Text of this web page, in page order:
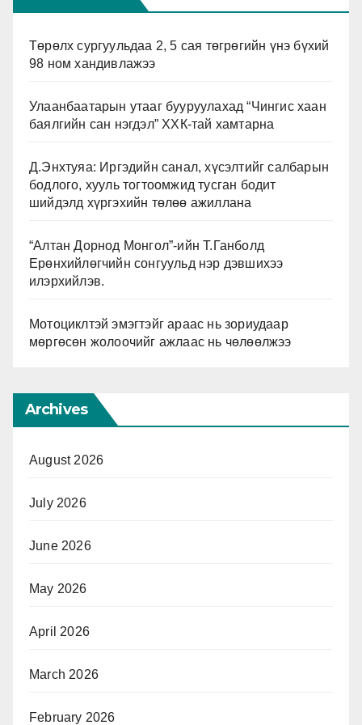
Төрөлх сургуульдаа 2, 5 сая төгрөгийн үнэ бүхий
98 ном хандивлажээ
Улаанбаатарын утааг бууруулахад “Чингис хаан
баялгийн сан нэгдэл” ХХК-тай хамтарна
Д.Энхтуяа: Иргэдийн санал, хүсэлтийг салбарын
бодлого, хууль тогтоомжид тусган бодит
шийдэлд хүргэхийн төлөө ажиллана
“Алтан Дорнод Монгол”-ийн Т.Ганболд
Ерөнхийлөгчийн сонгуульд нэр дэвшихээ
илэрхийлэв.
Мотоциклтэй эмэгтэйг араас нь зориудаар
мөргөсөн жолоочийг ажлаас нь чөлөөлжээ
Archives
August 2026
July 2026
June 2026
May 2026
April 2026
March 2026
February 2026